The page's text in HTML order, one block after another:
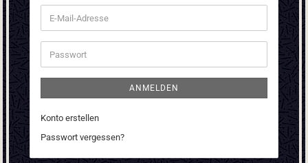
E-
Mail-
Adresse
Passwort
ANMELDEN
Konto erstellen
Passwort vergessen?